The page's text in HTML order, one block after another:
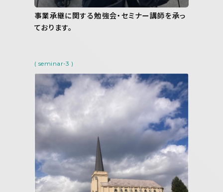
事業承継に関する勉強会・セミナー講師を承っ
ております。
( seminar-3 )